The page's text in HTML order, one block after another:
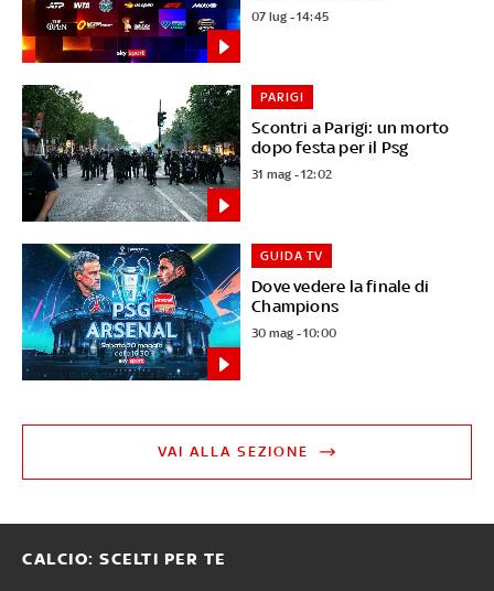
07 lug - 14:45
Scontri a Parigi: un morto
dopo festa per il Psg
PARIGI
31 mag - 12:02
Dove vedere la finale di
Champions
GUIDA TV
30 mag - 10:00
VAI ALLA SEZIONE
CALCIO: SCELTI PER TE